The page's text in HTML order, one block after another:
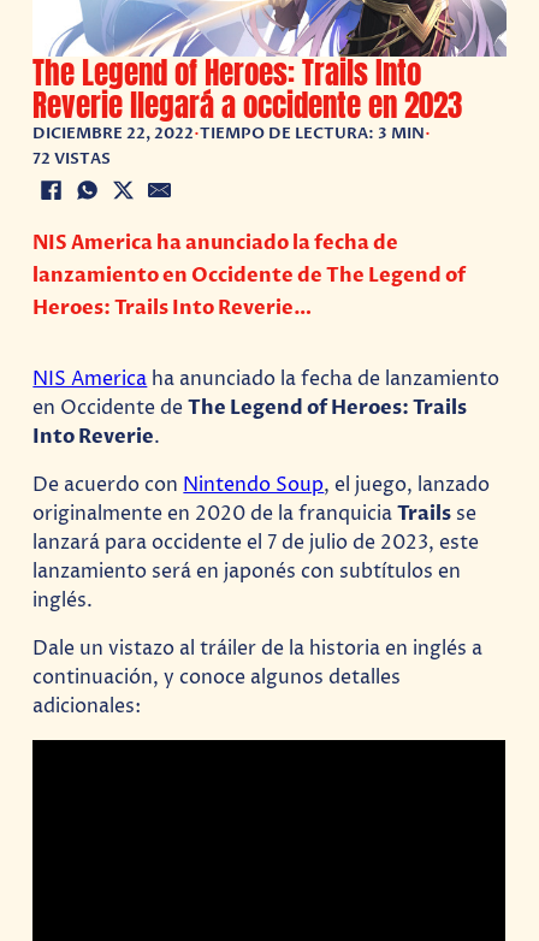
The Legend of Heroes: Trails Into
Reverie llegará a occidente en 2023
DICIEMBRE 22, 2022•TIEMPO DE LECTURA: 3 MIN•
72 VISTAS
NIS America ha anunciado la fecha de
lanzamiento en Occidente de The Legend of
Heroes: Trails Into Reverie…
NIS America ha anunciado la fecha de lanzamiento
en Occidente deThe Legend of Heroes: Trails
Into Reverie.
De acuerdo con Nintendo Soup, el juego, lanzado
originalmente en 2020 de la franquiciaTrails se
lanzará para occidente el 7 de julio de 2023, este
lanzamiento será en japonés con subtítulos en
inglés.
Dale un vistazo al tráiler de la historia en inglés a
continuación, y conoce algunos detalles
adicionales: